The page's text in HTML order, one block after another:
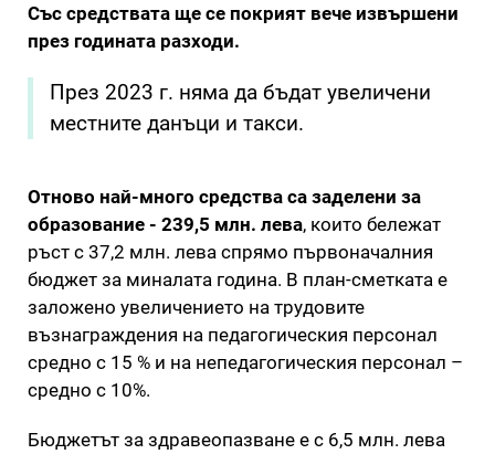
Със средствата ще се покрият вече извършени
през годината разходи.
През 2023 г. няма да бъдат увеличени
местните данъци и такси.
Отново най-много средства са заделени за
образование - 239,5 млн. лева, които бележат
ръст с 37,2 млн. лева спрямо първоначалния
бюджет за миналата година. В план-сметката е
заложено увеличението на трудовите
възнаграждения на педагогическия персонал
средно с 15 % и на непедагогическия персонал –
средно с 10%.
Бюджетът за здравеопазване е с 6,5 млн. лева